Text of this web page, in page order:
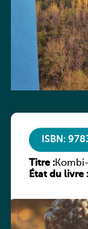
ISBN:
Titre :
(Neue
État du livre :